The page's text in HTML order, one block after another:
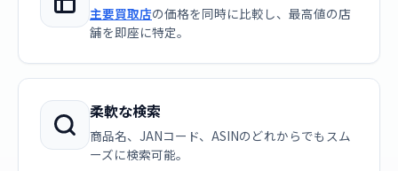
主要買取店の価格を同時に比較し、最高値の店
舗を即座に特定。
柔軟な検索
商品名、JANコード、ASINのどれからでもスム
ーズに検索可能。